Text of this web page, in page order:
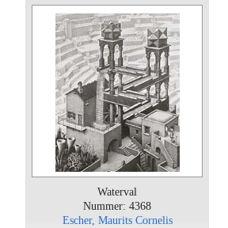
Waterval
Nummer: 4368
Escher, Maurits Cornelis